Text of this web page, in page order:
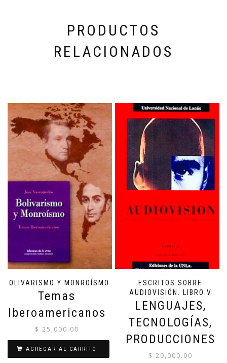
PRODUCTOS
RELACIONADOS
BOLIVARISMO Y MONROÍSMO
Temas
Iberoamericanos
$ 25,000.00
AGREGAR AL CARRITO
ESCRITOS SOBRE
AUDIOVISIÓN. LIBRO V
LENGUAJES,
TECNOLOGÍAS,
PRODUCCIONES
$ 20,000.00